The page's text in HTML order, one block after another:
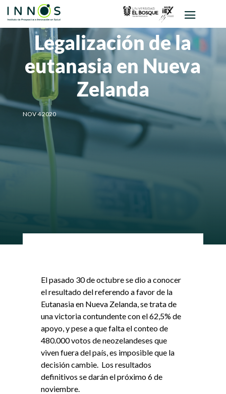
Legalización de la
eutanasia en Nueva
Zelanda
NOV 4 2020
El pasado 30 de octubre se dio a conocer
el resultado del referendo a favor de la
Eutanasia en Nueva Zelanda, se trata de
una victoria contundente con el 62,5% de
apoyo, y pese a que falta el conteo de
480.000 votos de neozelandeses que
viven fuera del país, es imposible que la
decisión cambie. Los resultados
definitivos se darán el próximo 6 de
noviembre.